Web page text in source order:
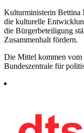
Kulturministerin Bettina
die kulturelle
die Bürgerbeteiligung
Zusammenhalt fördern.
Die Mittel kommen vom
Bundeszentrale für